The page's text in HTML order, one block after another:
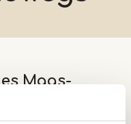
Maas-